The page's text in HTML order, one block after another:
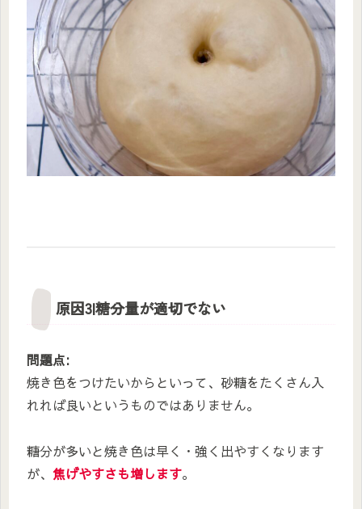
原因3|糖分量が適切でない
問題点:
焼き色をつけたいからといって、砂糖をたくさん入
れれば良いというものではありません。
糖分が多いと焼き色は早く・強く出やすくなります
が、 焦げやすさも増します。